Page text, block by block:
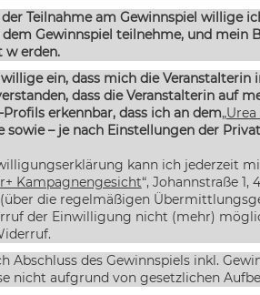
Teilnahme am Gewinnspiel willige
Gewinnspiel teilnehme, und mein
w erden.
ein, dass mich die
dass die Veranstalterin auf
erkennbar, dass ich an dem
sowie – je nach Einstellungen der
kann ich jederzeit
Kampagnengesicht“, Johannstraße
die regelmäßigen
der Einwilligung nicht (mehr)
Abschluss des Gewinnspiels inkl.
nicht aufgrund von gesetzlichen